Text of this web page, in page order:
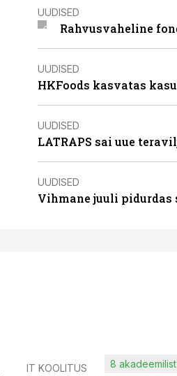
UUDISED
Rahvusvaheline
UUDISED
HKFoods kasvatas
UUDISED
LATRAPS sai uue
UUDISED
Vihmane juuli
IT KOOLITUS 8